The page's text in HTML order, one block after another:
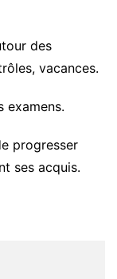
des
vacances.
examens.
progresser
ses acquis.